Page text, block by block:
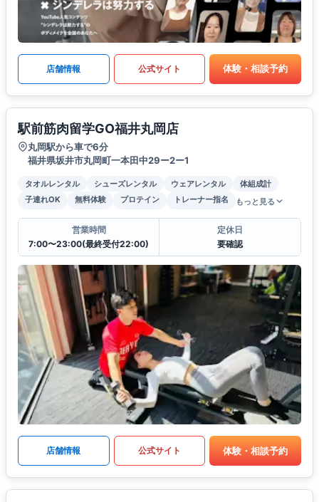
店舗情報 公式サイト 体験・相談予約
駅前筋肉留学GO福井丸岡店
丸岡駅から車で6分
福井県坂井市丸岡町一本田中29ー2ー1
タオルレンタル シューズレンタル ウェアレンタル
体組成計
子連れOK
無料体験 プロテイン トレーナー指名 もっと見る
営業時間
7:00〜23:00(最終受付22:00)
定休日
要確認
店舗情報 公式サイト 体験・相談予約